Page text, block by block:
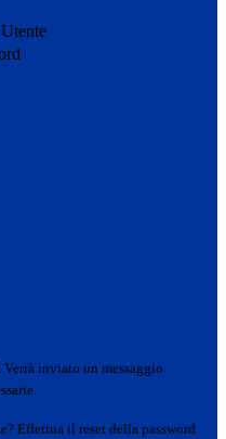
Verrà inviato un messaggio
Effettua il reset della password